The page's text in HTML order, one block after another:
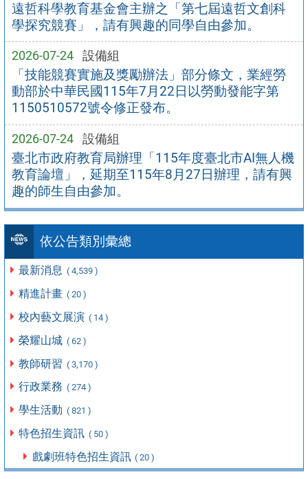
遠哲科學教育基金會主辦之「第七屆遠哲文創科
學探究競賽」，請有興趣的同學自由參加。
2026-07-24 設備組
「技能競賽實施及獎勵辦法」部分條文，業經勞
動部於中華民國115年7月22日以勞動發能字第
1150510572號令修正發布。
2026-07-24 設備組
臺北市政府教育局辦理「115年度臺北市AI無人機
教育論壇」，延期至115年8月27日辦理，請有興
趣的師生自由參加。
依公告類別彙總
最新消息 ( 4,539 )
精進計畫 ( 20 )
校內藝文展演 ( 14 )
榮耀山城 ( 62 )
教師研習 ( 3,170 )
行政業務 ( 274 )
學生活動 ( 821 )
特色招生資訊 ( 50 )
戲劇班特色招生資訊 ( 20 )